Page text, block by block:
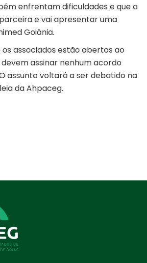
enfrentam dificuldades e que a
e vai apresentar uma
Goiânia.
os associados estão abertos ao
assinar nenhum acordo
assunto voltará a ser debatido na
da Ahpaceg.